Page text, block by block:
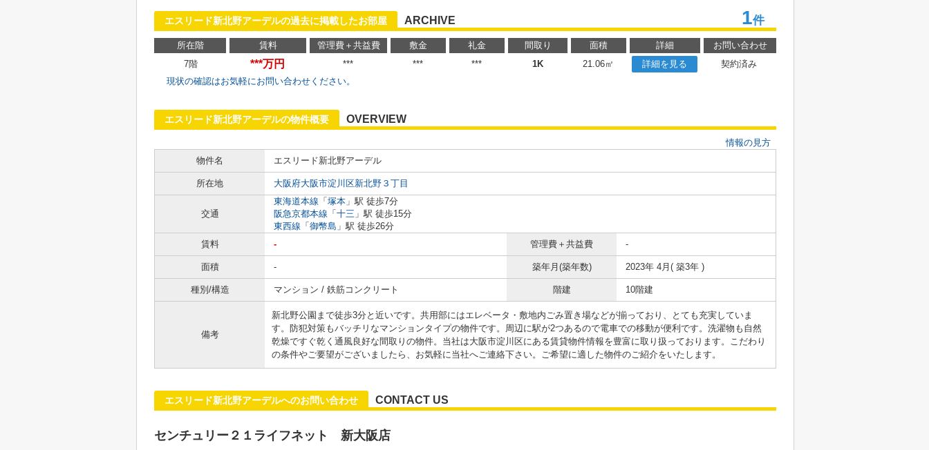
エスリード新北野アーデルの過去に掲載したお部屋 ARCHIVE 1件
所在階 賃料 管理費＋共益費 敷金 礼金 間取り 面積 詳細
お問い合わせ
7階
***万円 *** *** *** 1K 21.06㎡ 詳細を見る
契約済み
現状の確認はお気軽にお問い合わせください。
エスリード新北野アーデルの物件概要 OVERVIEW
情報の見方
物件名
エスリード新北野アーデル
所在地 大阪府大阪市淀川区新北野３丁目
交通
東海道本線 「 塚本 」駅 徒歩7分
阪急京都本線 「 十三 」駅 徒歩15分
東西線 「 御幣島 」駅 徒歩26分
賃料
- 管理費＋共益費 -
面積 - 築年月(築年数) 2023年 4月( 築3年 )
種別/構造 マンション / 鉄筋コンクリート 階建 10階建
備考
新北野公園まで徒歩3分と近いです。共用部にはエレベータ・敷地内ごみ置き場などが揃っており、とても充実していま
す。防犯対策もバッチリなマンションタイプの物件です。周辺に駅が2つあるので電車での移動が便利です。洗濯物も自然
乾燥ですぐ乾く通風良好な間取りの物件。当社は大阪市淀川区にある賃貸物件情報を豊富に取り扱っております。こだわり
の条件やご要望がございましたら、お気軽に当社へご連絡下さい。ご希望に適した物件のご紹介をいたします。
エスリード新北野アーデルへのお問い合わせ CONTACT US
センチュリー２１ライフネット 新大阪店